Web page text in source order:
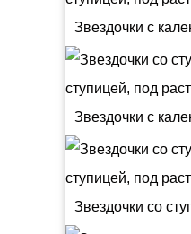
Звездочки с
Звездочки с
Звездочки со